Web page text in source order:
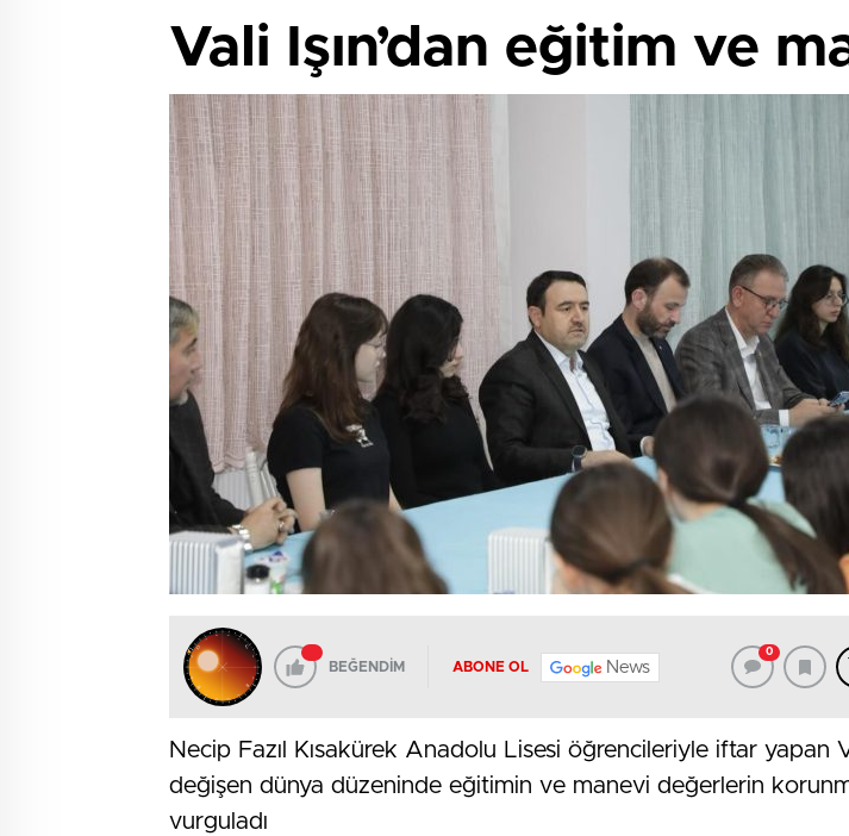
Vali Işın’dan eğitim ve
BEĞENDİM ABONE OL News
0
Necip Fazıl Kısakürek Anadolu Lisesi öğrencileriyle iftar yapan
değişen dünya düzeninde eğitimin ve manevi değerlerin
vurguladı